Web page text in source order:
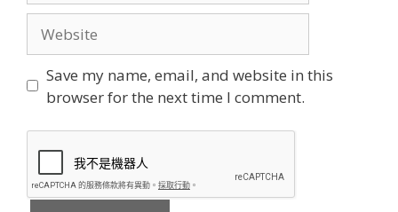
Save my name, email, and website in this
browser for the next time I comment.